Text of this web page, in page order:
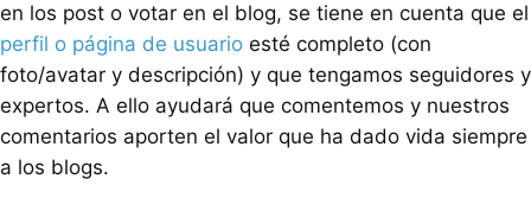
en los post o votar en el blog, se tiene en cuenta que el
perfil o página de usuario esté completo (con
foto/avatar y descripción) y que tengamos seguidores y
expertos. A ello ayudará que comentemos y nuestros
comentarios aporten el valor que ha dado vida siempre
a los blogs.